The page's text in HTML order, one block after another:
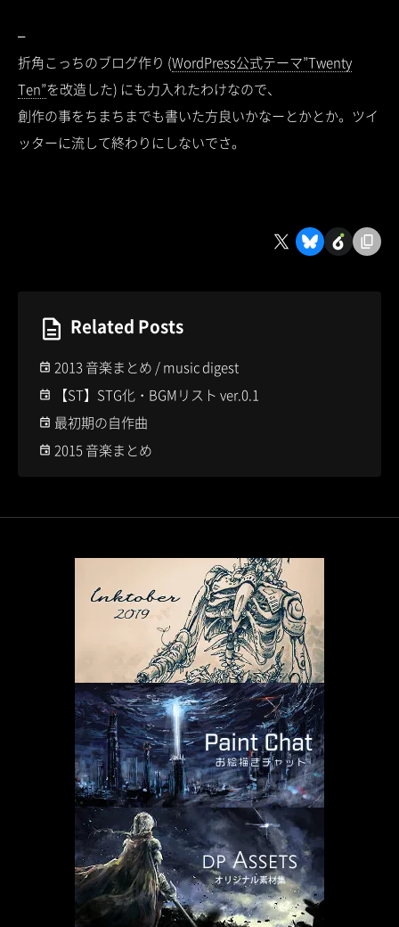
–
折角こっちのブログ作り (WordPress公式テーマ”Twenty
Ten”を改造した) にも力入れたわけなので、
創作の事をちまちまでも書いた方良いかなーとかとか。ツイ
ッターに流して終わりにしないでさ。
Related Posts
2013 音楽まとめ / music digest
【ST】STG化・BGMリスト ver.0.1
最初期の自作曲
2015 音楽まとめ